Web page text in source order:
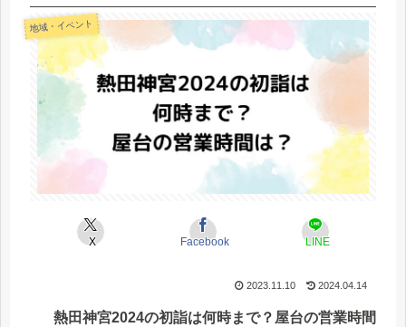
地域・イベント
X Facebook LINE
2023.11.10 2024.04.14
熱田神宮2024の初詣は何時まで？屋台の営業時間